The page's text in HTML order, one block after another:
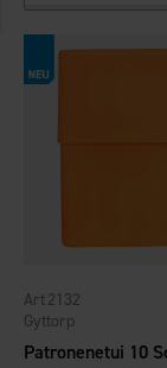
Gyttorp
2132